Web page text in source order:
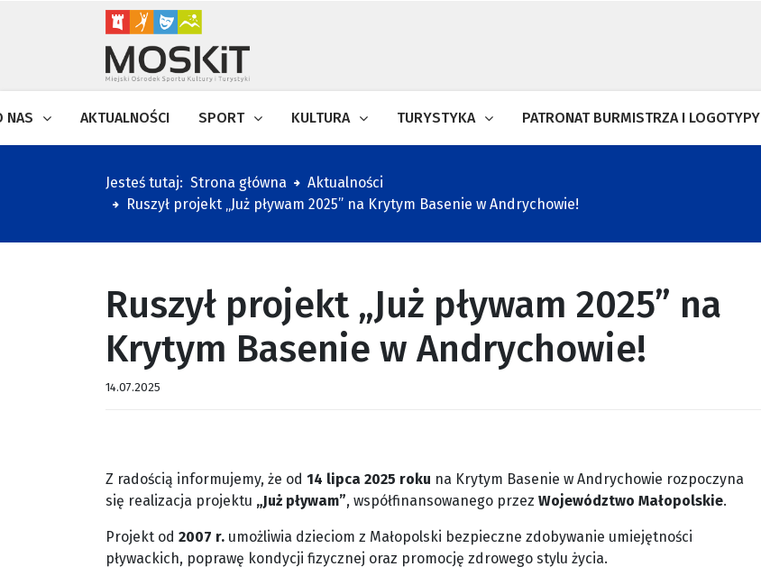
NAS AKTUALNOŚCI SPORT KULTURA TURYSTYKA PATRONAT BURMISTRZA I LOGOTYPY
Jesteś tutaj: Strona główna
Aktualności
Ruszył projekt „Już pływam 2025” na Krytym Basenie w Andrychowie!
Ruszył projekt „Już pływam 2025” na
Krytym Basenie w Andrychowie!
14.07.2025
Z radością informujemy, że od 14 lipca 2025 roku na Krytym Basenie w Andrychowie rozpoczyna
się realizacja projektu „Już pływam”, współfinansowanego przez Województwo Małopolskie.
Projekt od 2007 r. umożliwia dzieciom z Małopolski bezpieczne zdobywanie umiejętności
pływackich, poprawę kondycji fizycznej oraz promocję zdrowego stylu życia.